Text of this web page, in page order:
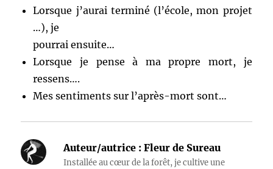
Lorsque j’aurai terminé (l’école, mon projet
…), je
pourrai ensuite…
Lorsque je pense à ma propre mort, je
ressens….
Mes sentiments sur l’après-mort sont…
Auteur/autrice : Fleur de Sureau
Installée au cœur de la forêt, je cultive une